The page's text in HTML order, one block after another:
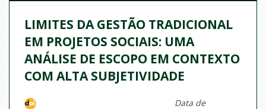
LIMITES DA GESTÃO TRADICIONAL
EM PROJETOS SOCIAIS: UMA
ANÁLISE DE ESCOPO EM CONTEXTO
COM ALTA SUBJETIVIDADE
Data de